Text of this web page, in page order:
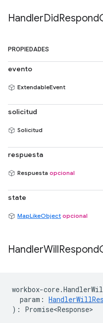
HandlerDidRespond
PROPIEDADES
evento
ExtendableEvent
solicitud
Solicitud
respuesta
Respuesta opcional
state
MapLikeObject opcional
HandlerWillRespond
workbox-core.
param :
) : Promise<Response>